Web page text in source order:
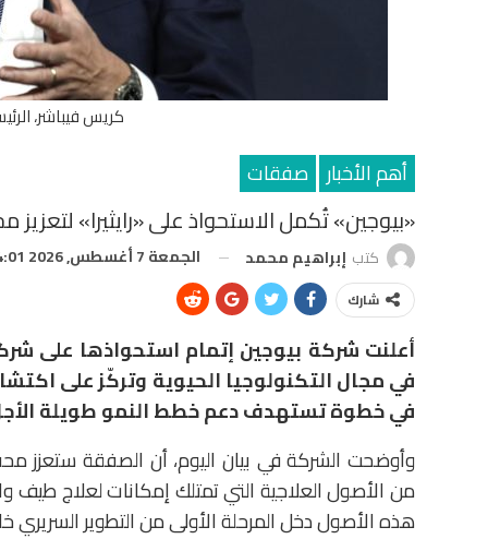
كريس فيباشر،
أهم الأخبار صفقات
«بيوجين» تُكمل الاستحواذ على «رايثيرا»
كتب إبراهيم محمد الجمعة 7 أغسطس, 2026 4:01 م
شارك
أعلنت شركة بيوجين إتمام استحواذها على
في مجال التكنولوجيا الحيوية وتركّز على
في خطوة تستهدف دعم خطط النمو طويلة
وأوضحت الشركة في بيان اليوم، أن الصفقة ستعزز
من الأصول العلاجية التي تمتلك إمكانات لعلاج طيف
هذه الأصول دخل المرحلة الأولى من التطوير السريري خلال